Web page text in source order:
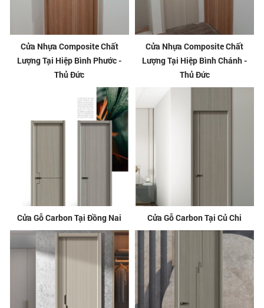
Cửa Nhựa Composite Chất
Lượng Tại Hiệp Bình Phước -
Thủ Đức
Cửa Nhựa Composite Chất
Lượng Tại Hiệp Bình Chánh -
Thủ Đức
Cửa Gỗ Carbon Tại Đồng Nai Cửa Gỗ Carbon Tại Củ Chi